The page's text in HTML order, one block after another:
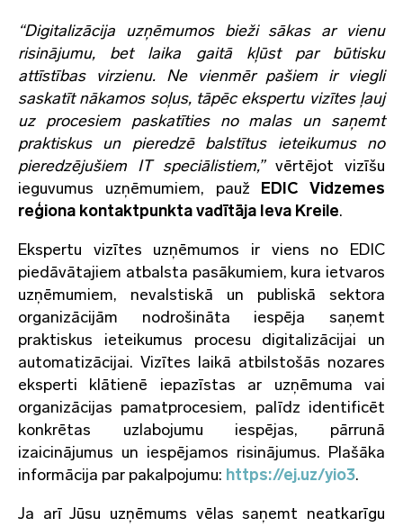
“Digitalizācija uzņēmumos bieži sākas ar vienu
risinājumu, bet laika gaitā kļūst par būtisku
attīstības virzienu. Ne vienmēr pašiem ir viegli
saskatīt nākamos soļus, tāpēc ekspertu vizītes ļauj
uz procesiem paskatīties no malas un saņemt
praktiskus un pieredzē balstītus ieteikumus no
pieredzējušiem IT speciālistiem,”vērtējot vizīšu
ieguvumus uzņēmumiem, pauž EDIC Vidzemes
reģiona kontaktpunkta vadītāja Ieva Kreile.
Ekspertu vizītes uzņēmumos ir viens no EDIC
piedāvātajiem atbalsta pasākumiem, kura ietvaros
uzņēmumiem, nevalstiskā un publiskā sektora
organizācijām nodrošināta iespēja saņemt
praktiskus ieteikumus procesu digitalizācijai un
automatizācijai. Vizītes laikā atbilstošās nozares
eksperti klātienē iepazīstas ar uzņēmuma vai
organizācijas pamatprocesiem, palīdz identificēt
konkrētas uzlabojumu iespējas, pārrunā
izaicinājumus un iespējamos risinājumus. Plašāka
informācija par pakalpojumu: https://ej.uz/yio3.
Ja arī Jūsu uzņēmums vēlas saņemt neatkarīgu